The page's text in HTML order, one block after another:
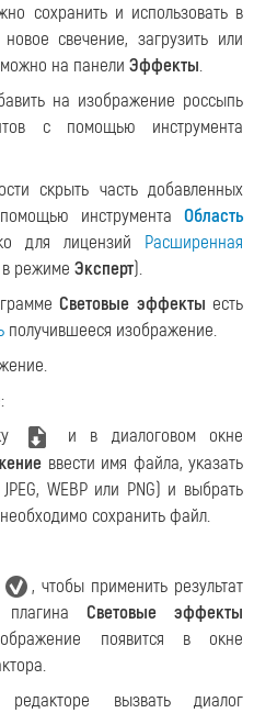
сохранить и использовать в
свечение, загрузить или
на панели Эффекты.
на изображение россыпь
с помощью инструмента
скрыть часть добавленных
инструмента Область
для лицензий Расширенная
в режиме Эксперт).
Световые эффекты есть
получившееся изображение.
и в диалоговом окне
ввести имя файла, указать
WEBP или PNG) и выбрать
сохранить файл.
, чтобы применить результат
плагина Световые эффекты
появится в окне
вызвать диалог